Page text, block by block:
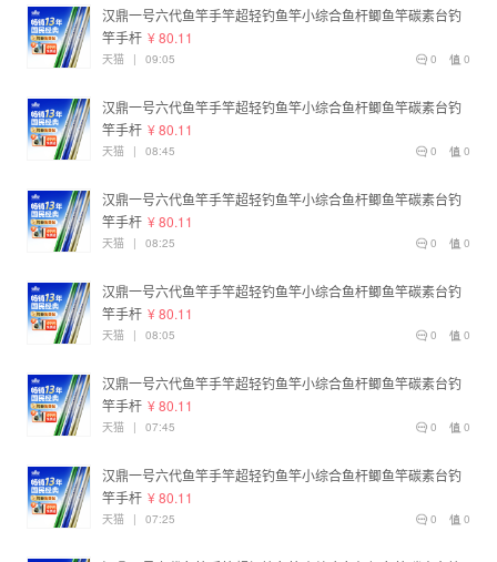
汉鼎一号六代鱼竿手竿超轻钓鱼竿小综合鱼杆鲫鱼竿碳素台钓
竿手杆 ¥ 80.11
0
0
天猫 | 09:05
汉鼎一号六代鱼竿手竿超轻钓鱼竿小综合鱼杆鲫鱼竿碳素台钓
竿手杆 ¥ 80.11
0
0
天猫 | 08:45
汉鼎一号六代鱼竿手竿超轻钓鱼竿小综合鱼杆鲫鱼竿碳素台钓
竿手杆 ¥ 80.11
0
0
天猫 | 08:25
汉鼎一号六代鱼竿手竿超轻钓鱼竿小综合鱼杆鲫鱼竿碳素台钓
竿手杆 ¥ 80.11
0
0
天猫 | 08:05
汉鼎一号六代鱼竿手竿超轻钓鱼竿小综合鱼杆鲫鱼竿碳素台钓
竿手杆 ¥ 80.11
0
0
天猫 | 07:45
汉鼎一号六代鱼竿手竿超轻钓鱼竿小综合鱼杆鲫鱼竿碳素台钓
竿手杆 ¥ 80.11
0
0
天猫 | 07:25